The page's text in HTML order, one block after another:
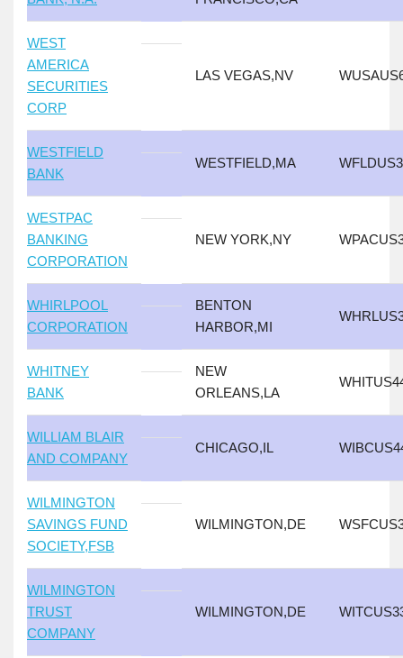
WEST
AMERICA
SECURITIES
CORP
LAS VEGAS,NV
WESTFIELD
BANK
WESTFIELD,MA
WESTPAC
BANKING
CORPORATION
NEW YORK,NY
WHIRLPOOL
CORPORATION
BENTON
HARBOR,MI
WHITNEY
BANK
NEW
ORLEANS,LA
WILLIAM BLAIR
AND COMPANY
CHICAGO,IL
WILMINGTON
SAVINGS FUND
SOCIETY,FSB
WILMINGTON,DE
WILMINGTON
TRUST
COMPANY
WILMINGTON,DE